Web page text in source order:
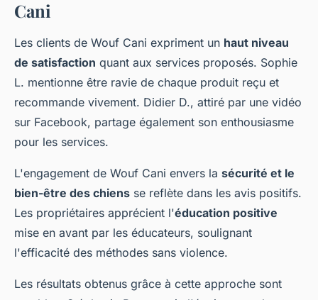
Cani
Les clients de Wouf Cani expriment un haut niveau
de satisfaction quant aux services proposés. Sophie
L. mentionne être ravie de chaque produit reçu et
recommande vivement. Didier D., attiré par une vidéo
sur Facebook, partage également son enthousiasme
pour les services.
L'engagement de Wouf Cani envers la sécurité et le
bien-être des chiens se reflète dans les avis positifs.
Les propriétaires apprécient l'éducation positive
mise en avant par les éducateurs, soulignant
l'efficacité des méthodes sans violence.
Les résultats obtenus grâce à cette approche sont